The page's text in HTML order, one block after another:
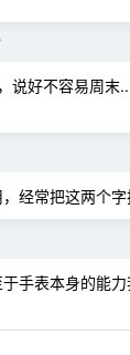
好不容易周末
经常把这两个
手表本身的能